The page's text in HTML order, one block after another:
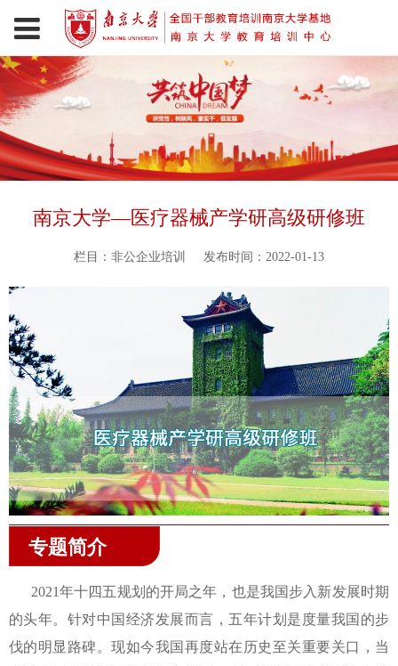
南京大学—医疗器械产学研高级研修班
栏目：非公企业培训 发布时间：2022-01-13
专题简介
2021年十四五规划的开局之年，也是我国步入新发展时期
的头年。针对中国经济发展而言，五年计划是度量我国的步
伐的明显路碑。现如今我国再度站在历史至关重要关口，当